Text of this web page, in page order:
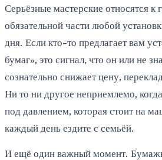
Серьёзные мастерские относятся к
обязательной части любой
дня. Если кто-то предлагает вам
бумаг», это сигнал, что он или не
сознательно снижает цену,
Ни то ни другое неприемлемо,
под давлением, которая стоит на
каждый день ездите с семьёй.
И ещё один важный момент.